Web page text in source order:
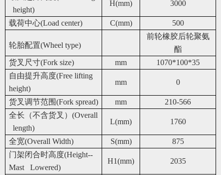
height)
H(mm) 3000
载荷中心(Load center) C(mm) 500
轮胎配置(Wheel type)
前轮橡胶后轮聚氨
酯
货叉尺寸(Fork size)
mm
1070*100*35
自由提升高度(Free lifting
height)
mm 0
货叉调节范围(Fork spread) mm
210-566
全长（不含货叉）(Overall
length)
L(mm) 1760
全宽(Overall Width) S(mm)
875
门架闭合时高度(Height--
Mast Lowered)
H1(mm) 2035